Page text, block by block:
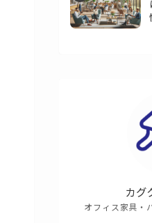
カグ
オフィス家具・